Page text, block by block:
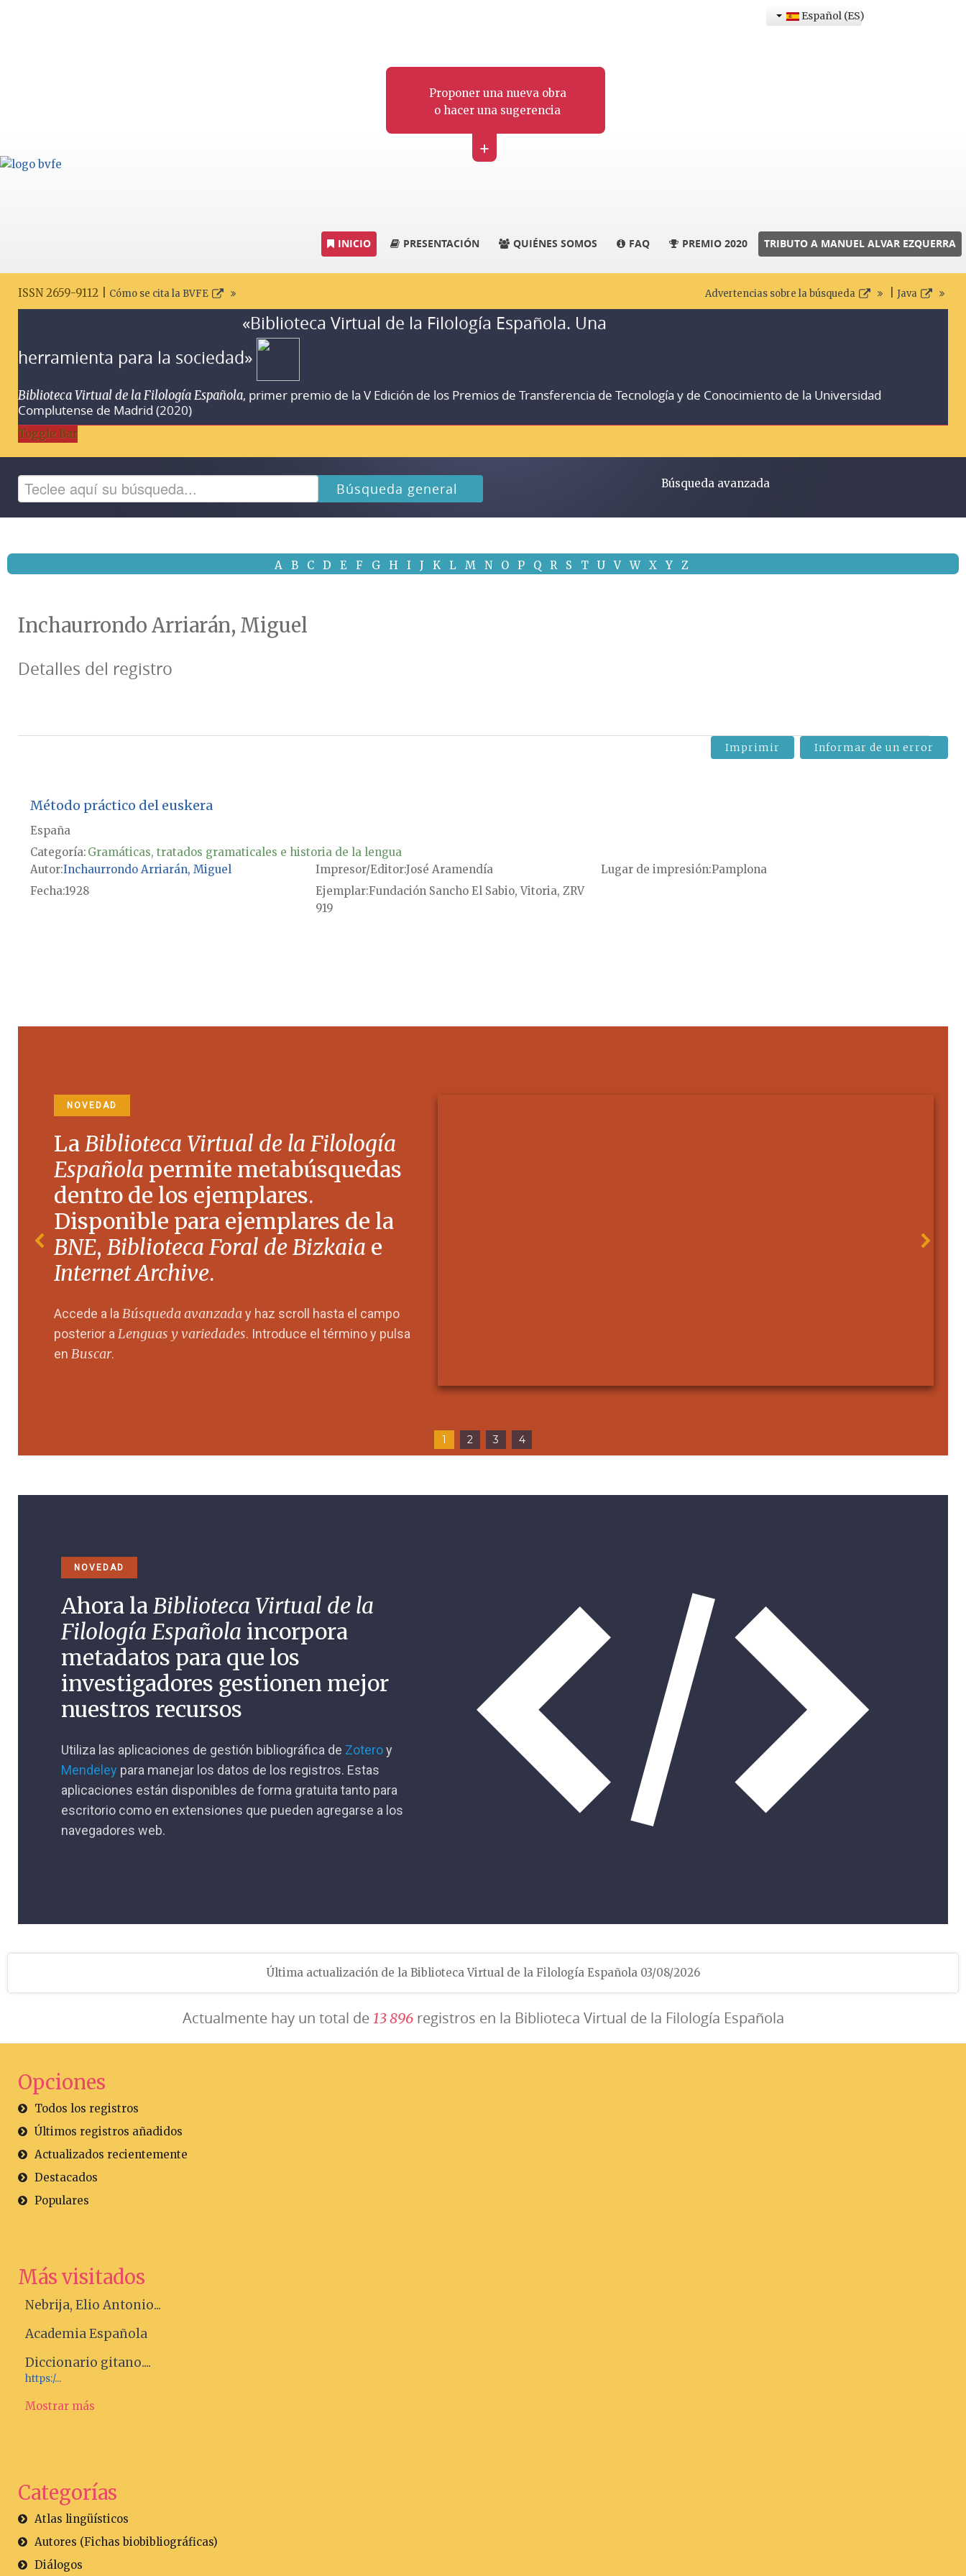
Proponer una nueva obra
o hacer una sugerencia
+
Español (ES)
INICIO PRESENTACIÓN QUIÉNES SOMOS FAQ PREMIO 2020 TRIBUTO A MANUEL ALVAR EZQUERRA
ISSN 2659-9112 | Cómo se cita la BVFE Advertencias sobre la búsqueda Java
«Biblioteca Virtual de la Filología Española. Una
herramienta para la sociedad»
Biblioteca Virtual de la Filología Española, primer premio de la V Edición de los Premios de Transferencia de Tecnología y de Conocimiento de la Universidad
Complutense de Madrid (2020)
Toggle Bar
Búsqueda general Búsqueda avanzada
A B C D E F G H I J K L M N O P Q R S T U V W X Y Z
Inchaurrondo Arriarán, Miguel
Detalles del registro
Imprimir Informar de un error
Método práctico del euskera
España
Categoría: Gramáticas, tratados gramaticales e historia de la lengua
Autor Inchaurrondo Arriarán, Miguel Impresor/EditorJosé Aramendía Lugar de impresión Pamplona
Fecha1928 Ejemplar Fundación Sancho El Sabio, Vitoria, ZRV
919
NOVEDAD
LaBiblioteca Virtual de la Filología
Española permite metabúsquedas
dentro de los ejemplares.
Disponible para ejemplares de la
BNE, Biblioteca Foral de Bizkaia e
Internet Archive.
Accede a laBúsqueda avanzaday haz scroll hasta el campo
posterior aLenguas y variedades. Introduce el término y pulsa
en Buscar.
1 2 3 4
NOVEDAD
Ahora laBiblioteca Virtual de la
Filología Española incorpora
metadatos para que los
investigadores gestionen mejor
nuestros recursos
Utiliza las aplicaciones de gestión bibliográfica de Zoteroy
Mendeley para manejar los datos de los registros. Estas
aplicaciones están disponibles de forma gratuita tanto para
escritorio como en extensiones que pueden agregarse a los
navegadores web.
Última actualización de la Biblioteca Virtual de la Filología Española 03/08/2026
Actualmente hay un total de 13896registros en la Biblioteca Virtual de la Filología Española
Opciones
Todos los registros
Últimos registros añadidos
Actualizados recientemente
Destacados
Populares
Más visitados
Nebrija, Elio Antonio...
Academia Española
Diccionario gitano....
https:/...
Mostrar más
Categorías
Atlas lingüísticos
Autores (Fichas biobibliográficas)
Diálogos